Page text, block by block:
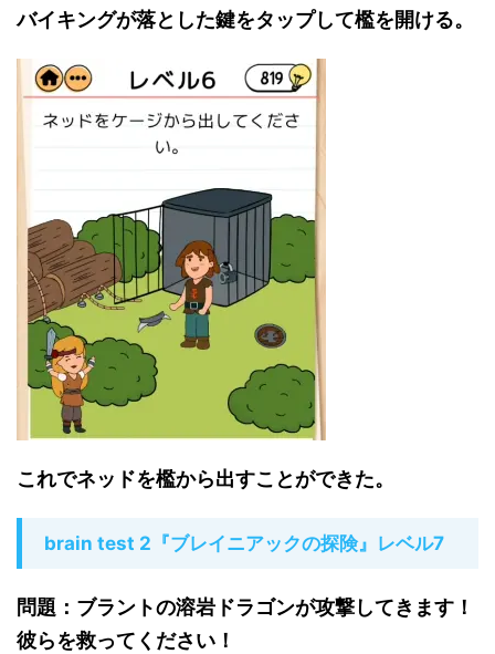
バイキングが落とした鍵をタップして檻を開ける。
これでネッドを檻から出すことができた。
brain test 2『ブレイニアックの探険』レベル7
問題：ブラントの溶岩ドラゴンが攻撃してきます！
彼らを救ってください！